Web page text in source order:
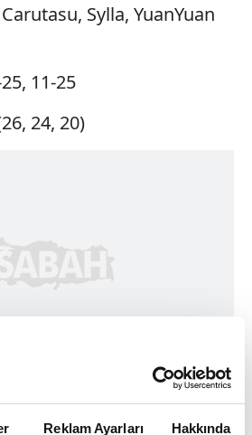
Reklam Ayarları Hakkında
Sylla, YuanYuan
11-25
24, 20)